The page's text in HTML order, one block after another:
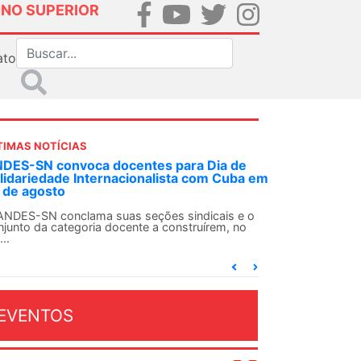
SUPERIOR
NOTÍCIAS
decisão inédita, Justiça Federal condena
agente da ditadura por estupro
uma decisão considerada histórica, a 2ª Vara
Criminal do Rio de Janeiro condenou o...
2026